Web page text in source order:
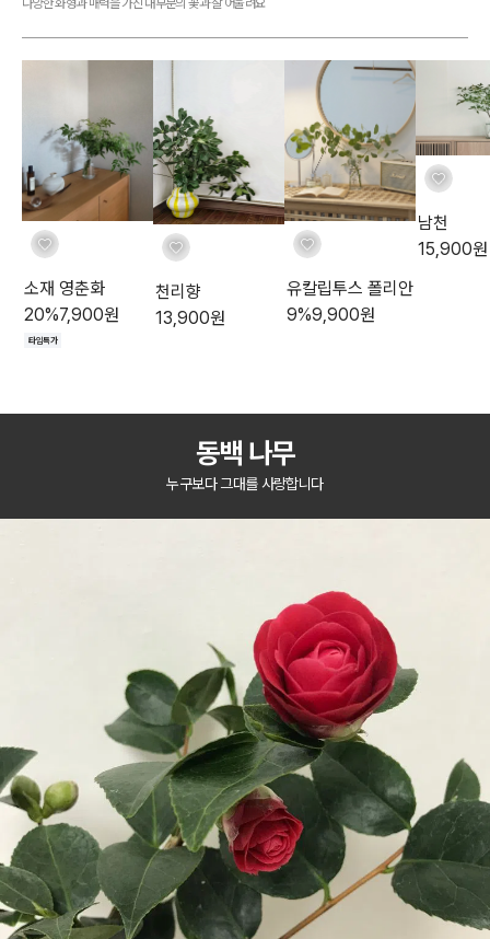
다양한 화형과 매력을 가진 대부분의 꽃과 잘 어울려요
소재 영춘화
20%7,900원
타임특가
천리향
13,900원
유칼립투스 폴리안
9%9,900원
남천
15,900원
동백 나무
누구보다 그대를 사랑합니다